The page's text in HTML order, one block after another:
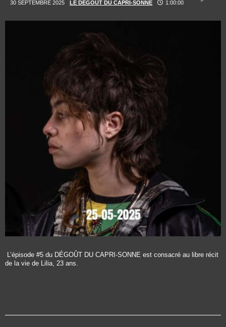
30 SEPTEMBRE 2025 LE DÉGOÛT DU CAPRI-SONNE 1:00:00
L’épisode #5 du DÉGOÛT DU CAPRI-SONNE est consacré au libre récit
de la vie de Lilia, 23 ans.